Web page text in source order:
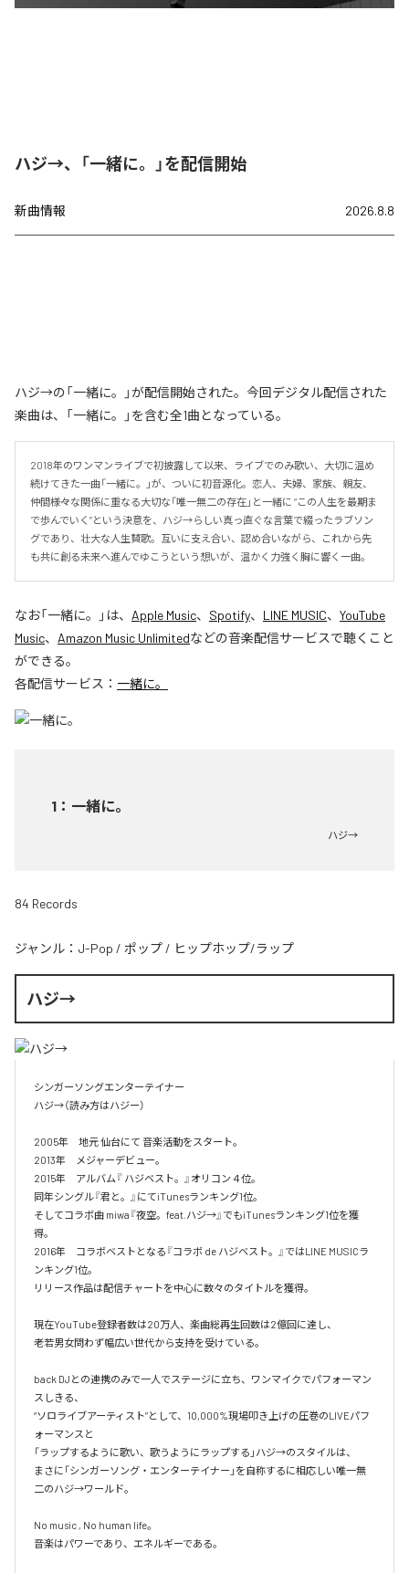
ハジ→、「一緒に。」を配信開始
新曲情報 2026.8.8
ハジ→の「一緒に。」が配信開始された。今回デジタル配信された
楽曲は、「一緒に。」を含む全1曲となっている。
2018年のワンマンライブで初披露して以来、ライブでのみ歌い、大切に温め
続けてきた一曲「一緒に。」が、ついに初音源化。恋人、夫婦、家族、親友、
仲間――様々な関係に重なる大切な「唯一無二の存在」と一緒に “この人生を最期ま
で歩んでいく”という決意を、ハジ→らしい真っ直ぐな言葉で綴ったラブソン
グであり、壮大な人生賛歌。互いに支え合い、認め合いながら、これから先
も共に創る未来へ進んでゆこうという想いが、温かく力強く胸に響く一曲。
なお「一緒に。 」は、 Apple Music、 Spotify、 LINE MUSIC、 YouTube
Music、 Amazon Music Unlimitedなどの音楽配信サービスで聴くこと
ができる。
各配信サービス： 一緒に。
1 ： 一緒に。
ハジ→
84 Records
ジャンル： J-Pop / ポップ / ヒップホップ/ラップ
ハジ→
シンガーソングエンターテイナー
ハジ→（読み方はハジー）
2005年　地元 仙台にて 音楽活動をスタート。
2013年　メジャーデビュー。
2015年　アルバム『 ハジベスト。』オリコン４位。
同年シングル『君と。』にてiTunesランキング1位。
そしてコラボ曲 miwa『夜空。feat.ハジ→』でもiTunesランキング1位を獲
得。
2016年　コラボベストとなる『コラボ de ハジベスト。』ではLINE MUSICラ
ンキング1位。
リリース作品は配信チャートを中心に数々のタイトルを獲得。
現在YouTube登録者数は20万人、楽曲総再生回数は2億回に達し、
老若男女問わず幅広い世代から支持を受けている。
back DJとの連携のみで一人でステージに立ち、ワンマイクでパフォーマン
スしきる、
“ソロライブアーティスト”として、10,000%現場叩き上げの圧巻のLIVEパフ
ォーマンスと
「ラップするように歌い、歌うようにラップする」ハジ→のスタイルは、
まさに「シンガーソング・エンターテイナー」を自称するに相応しい唯一無
二のハジ→ワールド。
No music , No human life。
音楽はパワーであり、エネルギーである。